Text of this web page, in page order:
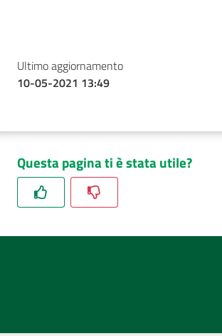
Ultimo aggiornamento
10-05-2021 13:49
Questa pagina ti è stata utile?